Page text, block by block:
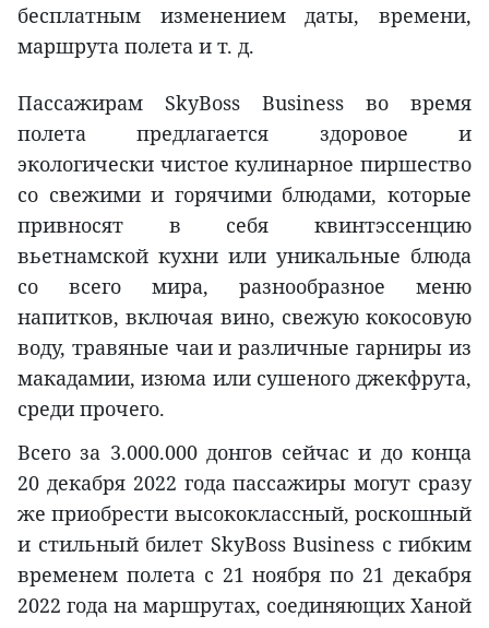
бесплатным изменением даты, времени,
маршрута полета и т. д.
Пассажирам SkyBoss Business во время
полета предлагается здоровое и
экологически чистое кулинарное пиршество
со свежими и горячими блюдами, которые
привносят в себя квинтэссенцию
вьетнамской кухни или уникальные блюда
со всего мира, разнообразное меню
напитков, включая вино, свежую кокосовую
воду, травяные чаи и различные гарниры из
макадамии, изюма или сушеного джекфрута,
среди прочего.
Всего за 3.000.000 донгов сейчас и до конца
20 декабря 2022 года пассажиры могут сразу
же приобрести высококлассный, роскошный
и стильный билет SkyBoss Business с гибким
временем полета с 21 ноября по 21 декабря
2022 года на маршрутах, соединяющих Ханой